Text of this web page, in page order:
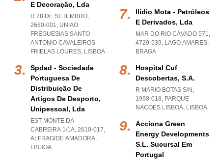
E Decoração, Lda
R 28 DE SETEMBRO,
2660-001, UNIAO
FREGUESIAS SANTO
ANTONIO CAVALEIROS
FRIELAS LOURES, LISBOA
Spdad - Sociedade
Portuguesa De
Distribuição De
Artigos De Desporto,
Unipessoal, Lda
EST MONTE DA
CABREIRA 1/1A, 2610-017,
ALFRAGIDE AMADORA,
LISBOA
Ilídio Mota - Petróleos
E Derivados, Lda
MAR DO RIO CÁVADO 571,
4720-539, LAGO AMARES,
BRAGA
Hospital Cuf
Descobertas, S.a.
R MÁRIO BOTAS S/N,
1998-018, PARQUE
NACOES LISBOA, LISBOA
Acciona Green
Energy Developments
S.l. Sucursal Em
Portugal